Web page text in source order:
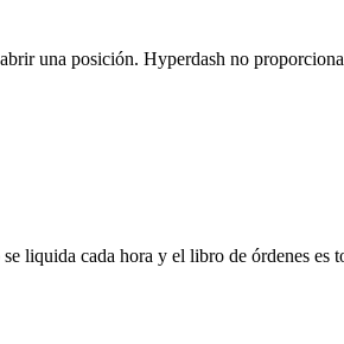
una posición. Hyperdash no
liquida cada hora y el libro de órdenes es